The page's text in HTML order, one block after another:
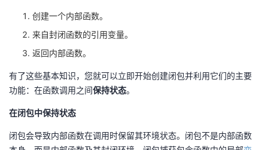
创建一个内部函数。
来自封闭函数的引用变量。
返回内部函数。
有了这些基本知识，您就可以立即开始创建闭包并利用它们的主要
功能：在函数调用之间保持状态。
在闭包中保持状态
闭包会导致内部函数在调用时保留其环境状态。闭包不是内部函数